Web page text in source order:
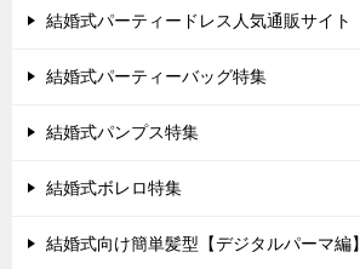
結婚式パーティードレス人気通販サイト
結婚式パーティーバッグ特集
結婚式パンプス特集
結婚式ボレロ特集
結婚式向け簡単髪型【デジタルパーマ編】